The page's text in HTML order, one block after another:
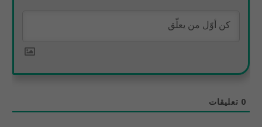
0 تعليقات